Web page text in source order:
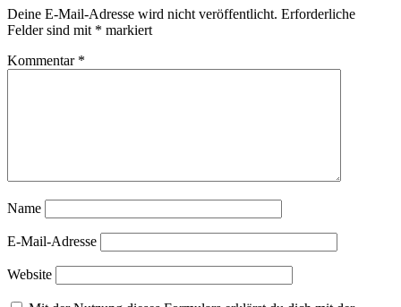
Deine E-Mail-Adresse wird nicht veröffentlicht. Erforderliche
Felder sind mit * markiert
Kommentar *
Name
E-Mail-Adresse
Website